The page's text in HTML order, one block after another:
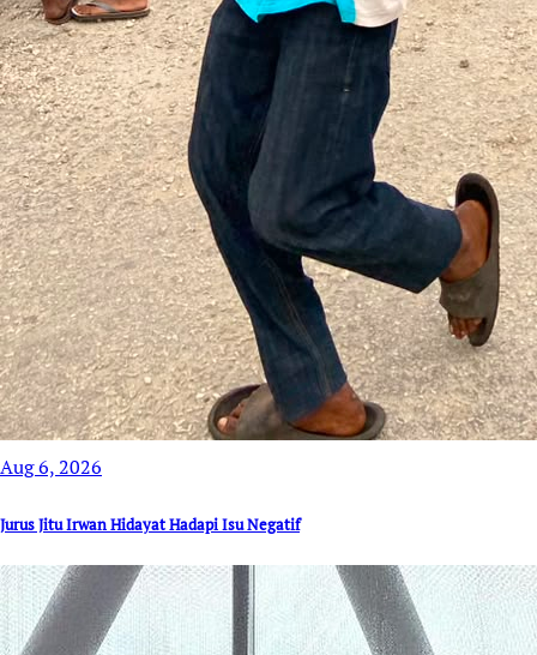
Aug 6, 2026
Jurus Jitu Irwan Hidayat Hadapi Isu Negatif